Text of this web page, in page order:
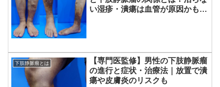
い湿疹・潰瘍は血管が原因かも｜
下肢静脈瘤とは
【専門医監修】男性の下肢静脈瘤
の進行と症状・治療法｜放置で潰
瘍や皮膚炎のリスクも